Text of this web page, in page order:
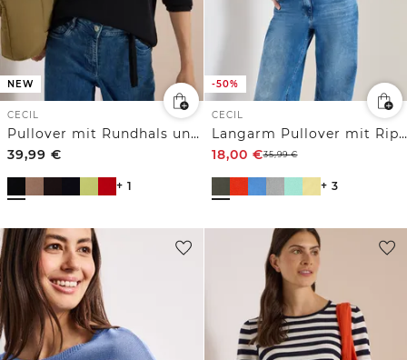
NEW
CECIL
Pullover mit Rundhals und Struktur
39,99 €
+ 1
-50%
CECIL
Langarm Pullover mit Rippdetail
18,00 €35,99€
+ 3